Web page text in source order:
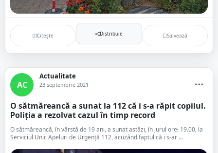
Citește Distribuie Salvează
AC
Actualitate
23 septembrie 2021
O sătmăreancă a sunat la 112 că i s-a răpit copilul.
Poliția a rezolvat cazul în timp record
O sătmăreancă, în vârstă de 19 ani, a sunat astăzi, în jurul orei 19.00, la
Serviciul Unic Apeluri de Urgență 112, acuzând faptul că i s-ar ...